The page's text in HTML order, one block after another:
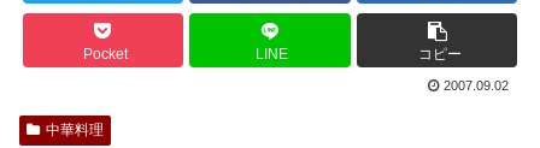
Pocket LINE コピー
2007.09.02
中華料理